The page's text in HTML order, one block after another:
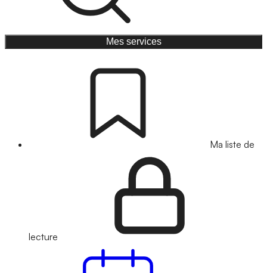
Mes services
Ma liste de
lecture